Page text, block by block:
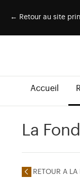
← Retour au site
Accueil
La
RETOUR A LA